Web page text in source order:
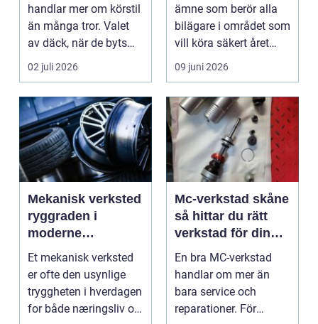
handlar mer om körstil
än många tror. Valet
av däck, när de byts
och hur de...
02 juli 2026
ämne som berör alla
bilägare i området som
vill köra säkert året
om. När väd...
09 juni 2026
Mekanisk verksted
ryggraden i
moderne
maskinpark
Et mekanisk verksted
er ofte den usynlige
tryggheten i hverdagen
for både næringsliv og
Mc-verkstad skåne
så hittar du rätt
verkstad för din
motorcykel
En bra MC-verkstad
handlar om mer än
bara service och
reparationer. För